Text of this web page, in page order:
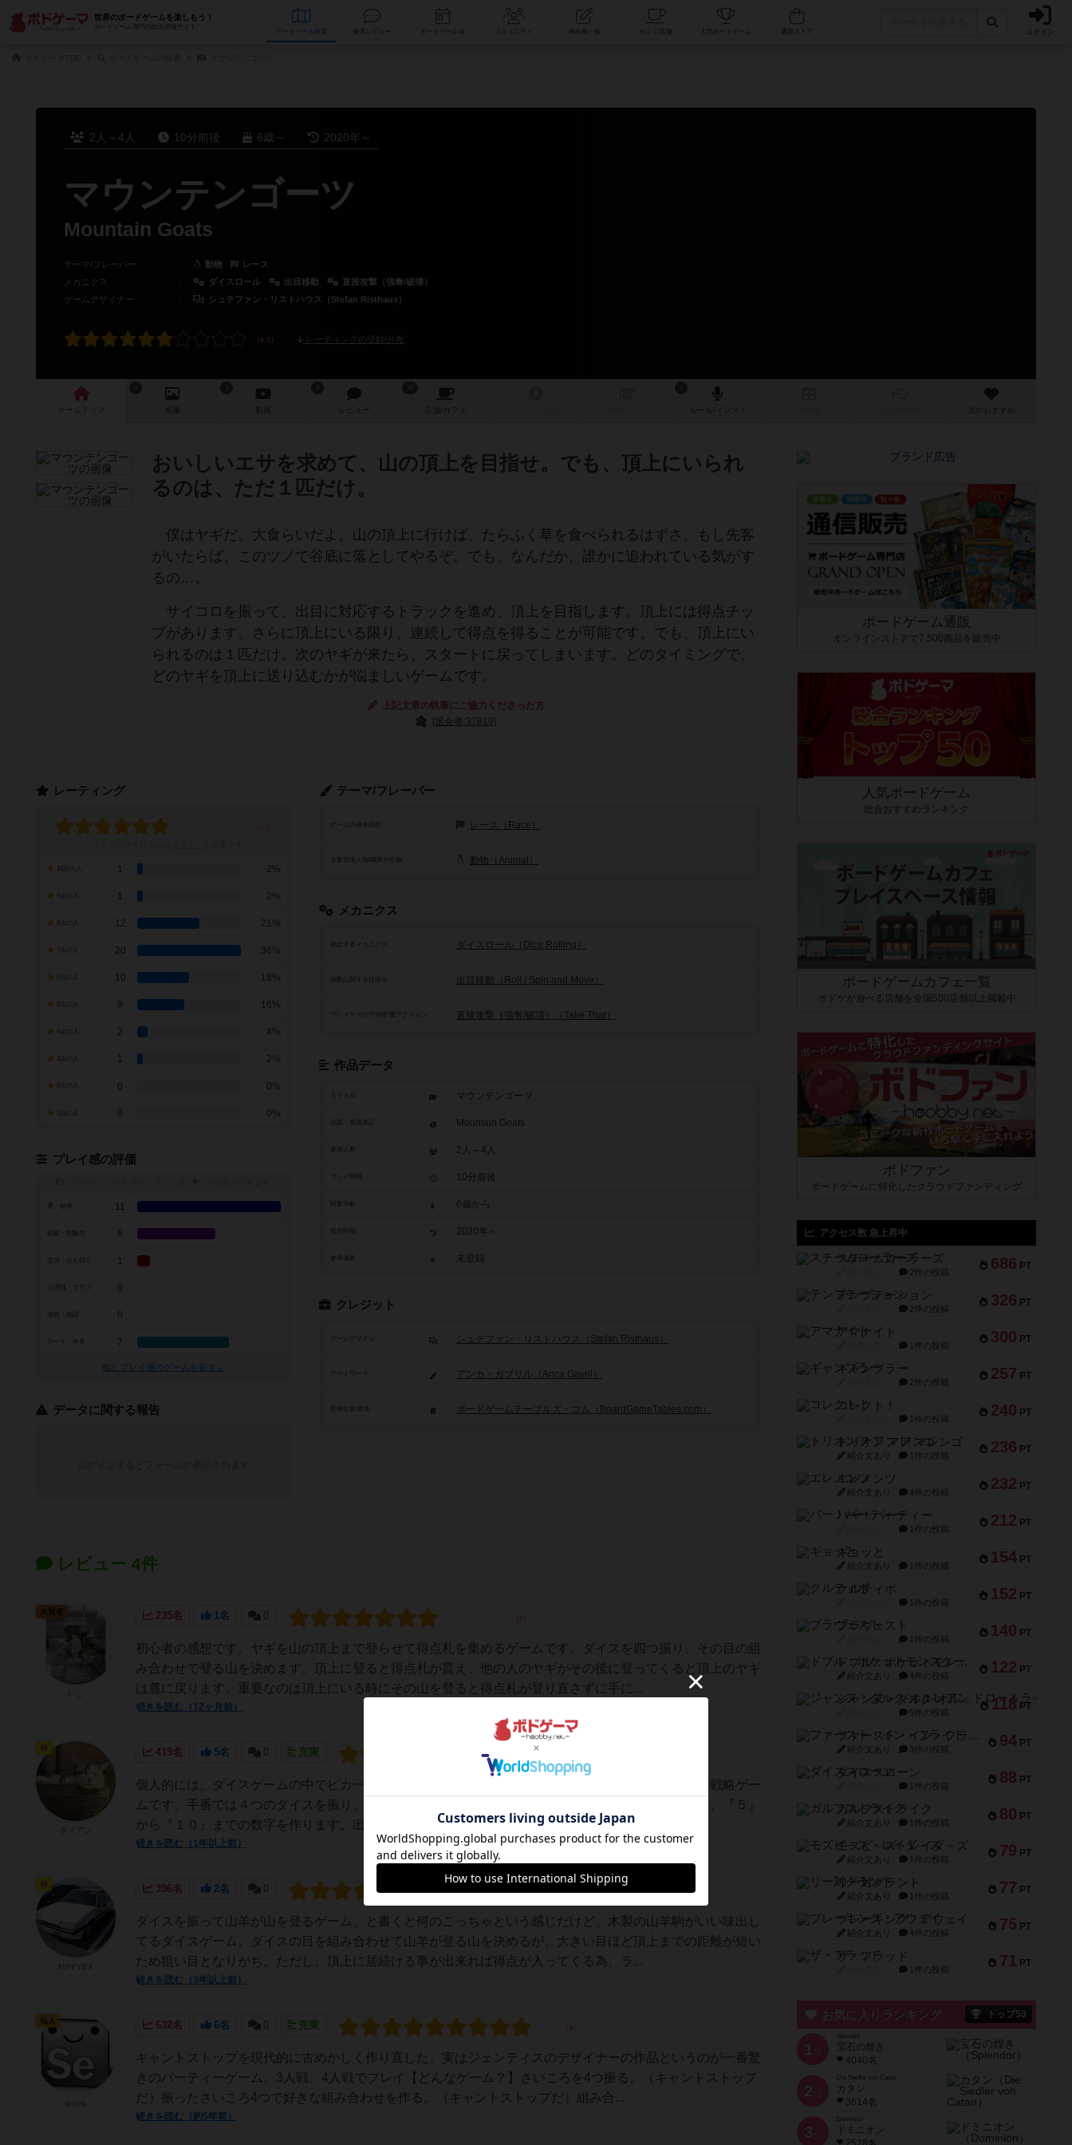
世界のボードゲームを楽しもう！
ボードゲーム専門の総合情報サイト
データベース コミュニティ 人気ボードゲーム ログイン
2人～4人 10分前後 6歳～ 2020年～
マウンテンゴーツ
Mountain Goats
テーマ/フレーバー ： 動物
レース
メカニクス
： ダイスロール 出目移動
直接攻撃（強奪/破壊）
ゲームデザイナー
： シュテファン・リストハウス（Stefan Risthaus）
レーティングの登録/分布
ゲーム 画像 レビュー 店舗/ カフェ 次のおすすめ
おいしいエサを求めて、山の頂上を目指せ。でも、頂上にいられ
るのは、ただ１匹だけ。
僕はヤギだ。大食らいだよ。山の頂上に行けば、たらふく草を食べられるはずさ。もし先客
がいたらば、このツノで谷底に落としてやるぞ。でも、なんだか、誰かに追われている気がす
るの…。
サイコロを振って、出目に対応するトラックを進め、頂上を目指します。頂上には得点チッ
プがあります。さらに頂上にいる限り、連続して得点を得ることが可能です。でも、頂上にい
られるのは１匹だけ。次のヤギが来たら、スタートに戻ってしまいます。どのタイミングで、
どのヤギを頂上に送り込むかが悩ましいゲームです。
上記文章の執筆にご協力くださった方
[退会者:37819]
テーマ/フレーバー
ゲームの基本目的 レース（Race）
動物（Animal）
メカニクス
頻出するメカニクス ダイスロール（Dice Rolling）
移動に関する仕組み 出目移動（Roll / Spin and Move）
プレイヤーの干渉/影響アクション 直接攻撃（強奪/破壊）（Take That）
作品データ
タイトル マウンテンゴーツ
Mountain Goats
参加人数 2人～4人
10分前後
6歳から
2020年～
参考価格 未登録
クレジット
ゲームデザイン シュテファン・リストハウス（Stefan Risthaus）
アートワーク アンカ・ガブリル（Anca Gavril）
ボードゲームテーブルズ・コム（BoardGameTables.com）
レーティング
1 2%
1 2%
12 21%
7点の人 20 36%
10 18%
9 16%
2 4%
1 2%
0 0%
0 0%
プレイ感の評価
※
11
戦略・判断力 6
1
0
0
アート・外見 7
似たプレイ感のゲームを探す→
データに関する報告
レビュー 4件
235名 1名 0
初心者の感想です。ヤギを山の頂上まで登らせて得点札を集めるゲームです。ダイスを四つ振り、その目の組
み合わせで登る山を決めます。頂上に登ると得点札が貰え、他の人のヤギがその後に登ってくると頂上のヤギ
は麓に戻ります。重要なのは頂上にいる時にその山を登ると得点札が登り直さずに手に...
続きを読む（12ヶ月前）
大賢者
419名 5名 0 充実
個人的には、ダイスゲームの中でピカ一の面白さだと思います！ダイスを振るゲームですが、中身は戦略ゲー
ムです。手番では４つのダイスを振り、出た目を組み合わせたり、または単独で使用したりしながら、『５』
から『１０』までの数字を作ります。出来上がった数字に応対するマスにある自分のコ...
続きを読む（1年以上前）
396名 2名 0
ダイスを振って山羊が山を登るゲーム、と書くと何のこっちゃという感じだけど、木製の山羊駒がいい味出し
てるダイスゲーム。ダイスの目を組み合わせて山羊が登る山を決めるが、大きい目ほど頂上までの距離が短い
ため狙い目となりがち。ただし、頂上に居続ける事が出来れば得点が入ってくる為、ラ...
続きを読む（3年以上前）
632名 6名 0 充実
キャントストップを現代的に古めかしく作り直した、実はジェンティスのデザイナーの作品というのが一番驚
きのパーティーゲーム。3人戦、4人戦でプレイ【どんなゲーム？】さいころを4つ振る。（キャントストップ
だ）振ったさいころ4つで好きな組み合わせを作る。（キャントストップだ）組み合...
続きを読む（約5年前）
仙人
ボードゲーム通販
オンラインストアで7,500商品を販売中
人気ボードゲーム
総合おすすめランキング
ボードゲームカフェ一覧
ボドゲが遊べる店舗を全国500店舗以上掲載中
ボドファン
ボードゲームに特化したクラウドファンディング
アクセス数 急上昇中
686 PT
スチームローラーズ
2件の投稿
326 PT
テンプテーション
2件の投稿
300 PT
アマナイト
1件の投稿
257 PT
ギャンブラー
2件の投稿
240 PT
コレクト！
1件の投稿
236 PT
トリオンフ ア マレンゴ
紹介文あり 1件の投稿
232 PT
エレメンツ
紹介文あり 4件の投稿
212 PT
バー！パーティー
1件の投稿
154 PT
ギョッと
紹介文あり 1件の投稿
152 PT
クルティボ
1件の投稿
140 PT
ブラヴェスト
1件の投稿
122 PT
ドブル：ポケットモンスター
紹介文あり 4件の投稿
118 PT
ジャンヌ・ダルク-オルレアン ドロー＆ライト
5件の投稿
94 PT
ファースト・イン・フライト
紹介文あり 3件の投稿
88 PT
ダイススローン
1件の投稿
80 PT
ガルフストライク
紹介文あり 1件の投稿
79 PT
モズビ－ズ・レイダ－ズ
紹介文あり 1件の投稿
77 PT
リー対グラント
紹介文あり 1件の投稿
75 PT
ブレーキング・アウェイ
紹介文あり 4件の投稿
71 PT
ザ・フラッド
1件の投稿
お気に入りランキング トップ50
1 位
宝石の煌き
4040名
2 位
Die Siedler von Catan
カタン
3614名
3 位
ドミニオン